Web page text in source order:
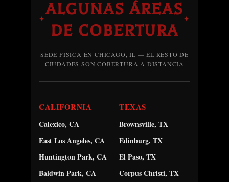
✦
ALGUNAS ÁREAS
DE COBERTURA
✦
SEDE FÍSICA EN CHICAGO, IL — EL RESTO DE
CIUDADES SON COBERTURA A DISTANCIA
CALIFORNIA
Calexico, CA
East Los Angeles, CA
Huntington Park, CA
Baldwin Park, CA
TEXAS
Brownsville, TX
Edinburg, TX
El Paso, TX
Corpus Christi, TX